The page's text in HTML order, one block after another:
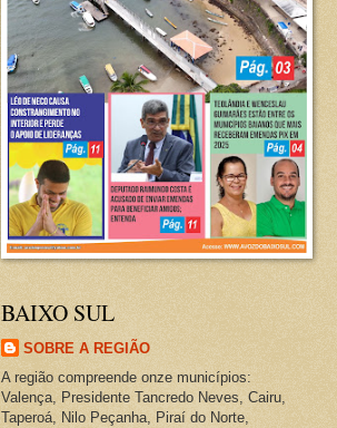
BAIXO SUL
SOBRE A REGIÃO
A região compreende onze municípios:
Valença, Presidente Tancredo Neves, Cairu,
Taperoá, Nilo Peçanha, Piraí do Norte,